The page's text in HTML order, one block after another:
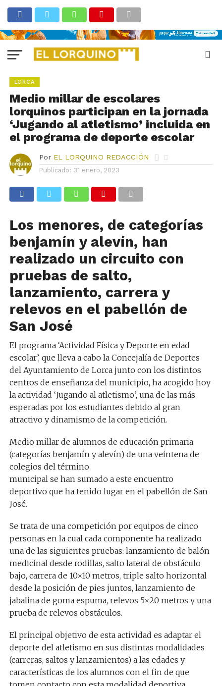
LORCA
Medio millar de escolares
lorquinos participan en la jornada
‘Jugando al atletismo’ incluida en
el programa de deporte escolar
Por EL LORQUINO REDACCIÓN
Publicado: 31 enero, 2023
Los menores, de categorías
benjamín y alevín, han
realizado un circuito con
pruebas de salto,
lanzamiento, carrera y
relevos en el pabellón de
San José
El programa ‘Actividad Física y Deporte en edad
escolar’, que lleva a cabo la Concejalía de Deportes
del Ayuntamiento de Lorca junto con los distintos
centros de enseñanza del municipio, ha acogido hoy
la actividad ‘Jugando al atletismo’, una de las más
esperadas por los estudiantes debido al gran
atractivo y dinamismo de la competición.
Medio millar de alumnos de educación primaria
(categorías benjamín y alevín) de una veintena de
colegios del término
municipal se han sumado a este encuentro
deportivo que ha tenido lugar en el pabellón de San
José.
Se trata de una competición por equipos de cinco
personas en la cual cada componente ha realizado
una de las siguientes pruebas: lanzamiento de balón
medicinal desde rodillas, salto lateral de obstáculo
bajo, carrera de 10×10 metros, triple salto horizontal
desde la posición de pies juntos, lanzamiento de
jabalina de goma espuma, relevos 5×20 metros y una
prueba de relevos obstáculos.
El principal objetivo de esta actividad es adaptar el
deporte del atletismo en sus distintas modalidades
(carreras, saltos y lanzamientos) a las edades y
características de los alumnos con el fin de que